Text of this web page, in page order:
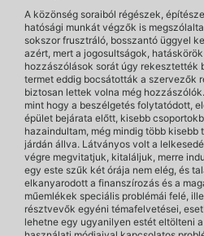
A közönség soraiból régészek,
hatósági munkát végzők is
sokszor frusztráló, bosszantó üggyel
azért, mert a jogosultságok,
hozzászólások sorát úgy rekesztették
termet eddig bocsátották a szervezők
biztosan lettek volna még
mint hogy a beszélgetés folytatódott,
épület bejárata előtt, kisebb
hazaindultam, még mindig több kisebb
járdán állva. Látványos volt a
végre megvitatjuk, kitaláljuk, merre
egy este szűk két órája nem elég, és
elkanyarodott a finanszírozás és a
műemlékek speciális problémái felé,
résztvevők egyéni témafelvetései,
lehetne egy ugyanilyen estét eltölteni